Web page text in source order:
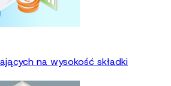
na wysokość składki